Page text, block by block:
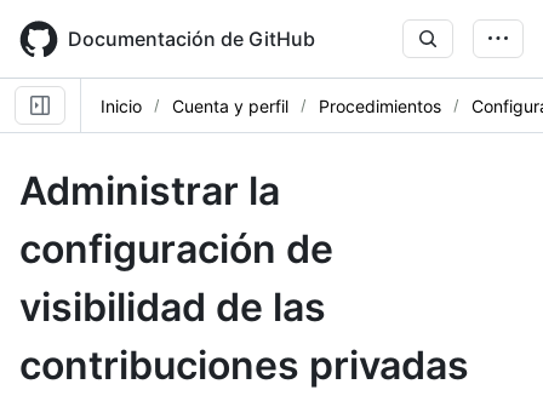
main
content
Documentación de GitHub
Inicio Cuenta y perfil Procedimientos
Administrar la
configuración de
visibilidad de las
contribuciones privadas